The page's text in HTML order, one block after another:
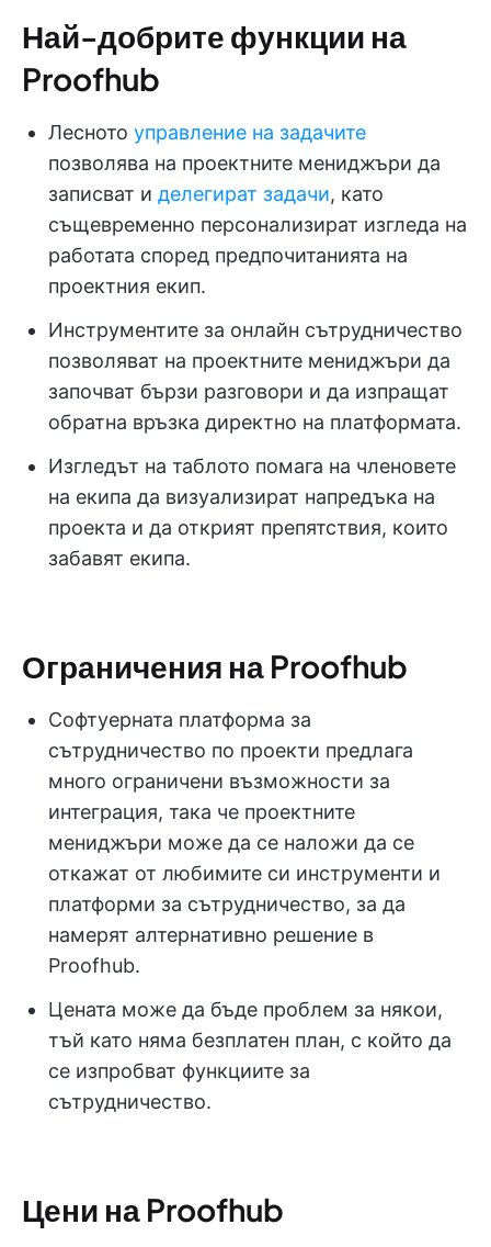
Най-добрите функции на
Proofhub
Лесното управление на задачите
позволява на проектните мениджъри да
записват и делегират задачи, като
същевременно персонализират изгледа на
работата според предпочитанията на
проектния екип.
Инструментите за онлайн сътрудничество
позволяват на проектните мениджъри да
започват бързи разговори и да изпращат
обратна връзка директно на платформата.
Изгледът на таблото помага на членовете
на екипа да визуализират напредъка на
проекта и да открият препятствия, които
забавят екипа.
Ограничения на Proofhub
Софтуерната платформа за
сътрудничество по проекти предлага
много ограничени възможности за
интеграция, така че проектните
мениджъри може да се наложи да се
откажат от любимите си инструменти и
платформи за сътрудничество, за да
намерят алтернативно решение в
Proofhub.
Цената може да бъде проблем за някои,
тъй като няма безплатен план, с който да
се изпробват функциите за
сътрудничество.
Цени на Proofhub